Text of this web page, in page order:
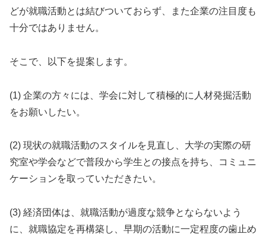
どが就職活動とは結びついておらず、また企業の注目度も
十分ではありません。
そこで、以下を提案します。
(1) 企業の方々には、学会に対して積極的に人材発掘活動
をお願いしたい。
(2) 現状の就職活動のスタイルを見直し、大学の実際の研
究室や学会などで普段から学生との接点を持ち、コミュニ
ケーションを取っていただきたい。
(3) 経済団体は、就職活動が過度な競争とならないよう
に、就職協定を再構築し、早期の活動に一定程度の歯止め